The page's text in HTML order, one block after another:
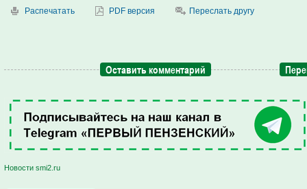
Распечатать PDF версия Переслать другу
Оставить комментарий
Новости smi2.ru